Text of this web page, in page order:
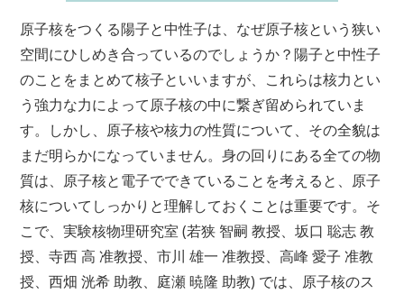
原子核をつくる陽子と中性子は、なぜ原子核という狭い
空間にひしめき合っているのでしょうか？陽子と中性子
のことをまとめて核子といいますが、これらは核力とい
う強力な力によって原子核の中に繋ぎ留められていま
す。しかし、原子核や核力の性質について、その全貌は
まだ明らかになっていません。身の回りにある全ての物
質は、原子核と電子でできていることを考えると、原子
核についてしっかりと理解しておくことは重要です。そ
こで、実験核物理研究室 (若狭 智嗣 教授、坂口 聡志 教
授、寺西 高 准教授、市川 雄一 准教授、高峰 愛子 准教
授、西畑 洸希 助教、庭瀬 暁隆 助教) では、原子核のス